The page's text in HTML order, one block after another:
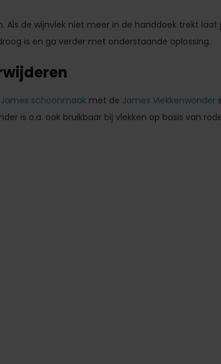
Als de wijnvlek niet meer in de handdoek trekt laat
is en ga verder met onderstaande oplossing.
James schoonmaak met de James Vlekkenwonder
is o.a. ook bruikbaar bij vlekken op basis van